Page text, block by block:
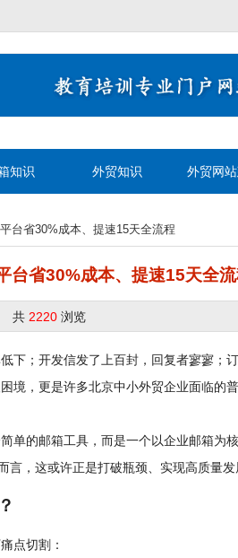
知识 外贸知识 外贸网
台省30%成本、提速15天全流程
台省30%成本、提速15天全
共 2220 浏览
下；开发信发了上百封，回复者寥寥；
境，更是许多北京中小外贸企业面临的
单的邮箱工具，而是一个以企业邮箱为
，这或许正是打破瓶颈、实现高质量发
点切割：